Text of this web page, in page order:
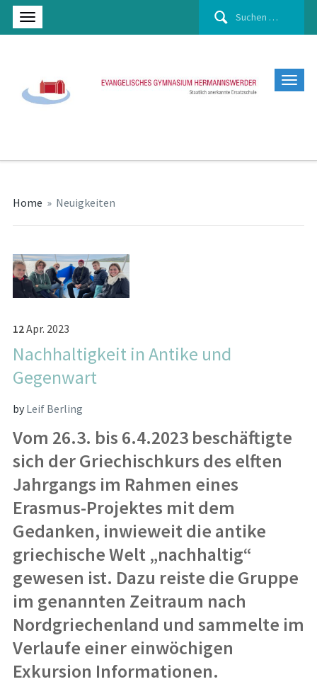
Suchen
Home » Neuigkeiten
12Apr. 2023
Nachhaltigkeit in Antike und
Gegenwart
byLeif Berling
Vom 26.3. bis 6.4.2023 beschäftigte
sich der Griechischkurs des elften
Jahrgangs im Rahmen eines
Erasmus-Projektes mit dem
Gedanken, inwieweit die antike
griechische Welt „nachhaltig“
gewesen ist. Dazu reiste die Gruppe
im genannten Zeitraum nach
Nordgriechenland und sammelte im
Verlaufe einer einwöchigen
Exkursion Informationen.